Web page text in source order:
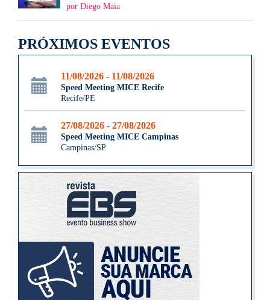
por Diego Maia
PRÓXIMOS EVENTOS
11/08/2026 - 11/08/2026
Speed Meeting MICE Recife
Recife/PE
27/08/2026 - 27/08/2026
Speed Meeting MICE Campinas
Campinas/SP